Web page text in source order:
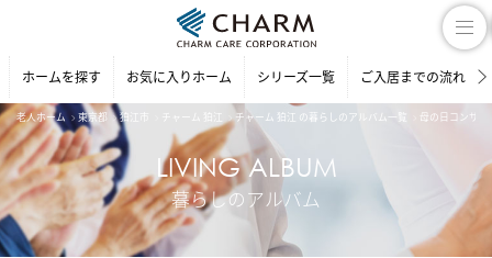
ホームを探す お気に入りホーム シリーズ一覧 ご入居までの流れ
老人ホーム 東京都 狛江市 チャーム 狛江 チャーム 狛江 の暮らしのアルバム一覧 母の日コンサ
LIVING ALBUM
暮らしのアルバム